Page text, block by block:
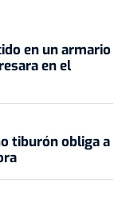
en un armario
en el
tiburón obliga a